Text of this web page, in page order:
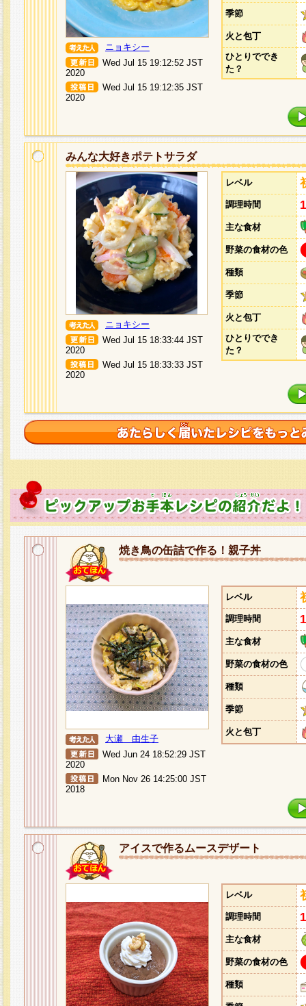
ニョキシー
Wed Jul 15 19:12:52 JST
2020
Wed Jul 15 19:12:35 JST
2020
季節
火と包丁
ひとりででき
た？
みんな大好きポテトサラダ
ニョキシー
Wed Jul 15 18:33:44 JST
2020
Wed Jul 15 18:33:33 JST
2020
レベル
調理時間
主な食材
野菜の食材の色
種類
季節
火と包丁
ひとりででき
た？
焼き鳥の缶詰で作る！親子丼
大瀬 由生子
Wed Jun 24 18:52:29 JST
2020
Mon Nov 26 14:25:00 JST
2018
レベル
調理時間
主な食材
野菜の食材の色
種類
季節
火と包丁
アイスで作るムースデザート
レベル
調理時間
主な食材
野菜の食材の色
種類